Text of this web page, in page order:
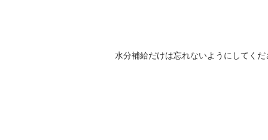
水分補給だけは忘れないようにしてくだ